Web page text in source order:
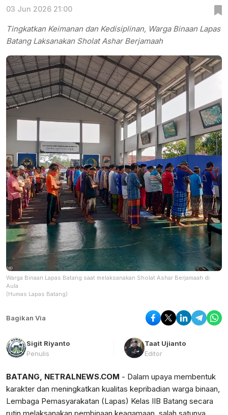
03 Jun 2026 21:00
Tingkatkan Keimanan dan Kedisiplinan, Warga Binaan Lapas
Batang Laksanakan Sholat Ashar Berjamaah
Warga Binaan Lapas Batang saat melaksanakan Sholat Ashar Berjamaah di
Aula
(Humas Lapas Batang)
Bagikan Via
Sigit Riyanto
Penulis
Taat Ujianto
Editor
BATANG, NETRALNEWS.COM - Dalam upaya membentuk
karakter dan meningkatkan kualitas kepribadian warga binaan,
Lembaga Pemasyarakatan (Lapas) Kelas IIB Batang secara